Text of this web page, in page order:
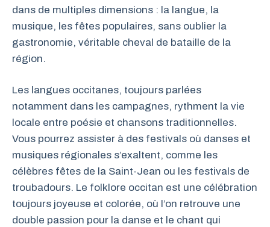
dans de multiples dimensions : la langue, la
musique, les fêtes populaires, sans oublier la
gastronomie, véritable cheval de bataille de la
région.
Les langues occitanes, toujours parlées
notamment dans les campagnes, rythment la vie
locale entre poésie et chansons traditionnelles.
Vous pourrez assister à des festivals où danses et
musiques régionales s’exaltent, comme les
célèbres fêtes de la Saint-Jean ou les festivals de
troubadours. Le folklore occitan est une célébration
toujours joyeuse et colorée, où l’on retrouve une
double passion pour la danse et le chant qui